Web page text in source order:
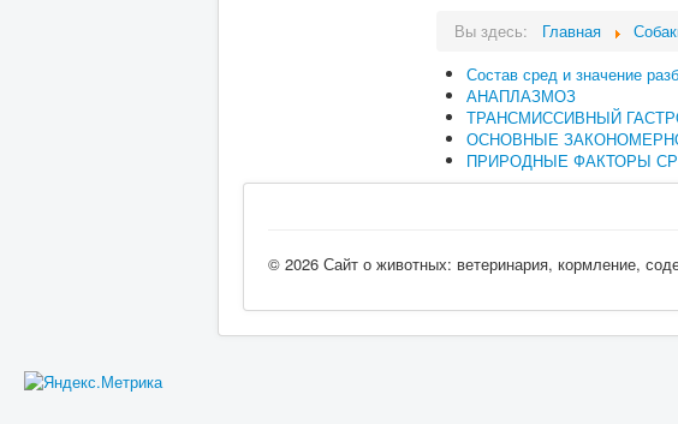
Вы здесь: Главная
Состав сред и значение
АНАПЛАЗМОЗ
ТРАНСМИССИВНЫЙ
ОСНОВНЫЕ
ПРИРОДНЫЕ ФАКТОРЫ
© 2026 Сайт о животных: ветеринария, кормление,